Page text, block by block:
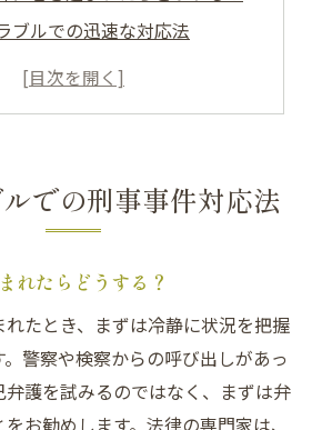
ブルでの迅速な対応法
ブルの原因と解決策
の初期対応が重要な理由
風俗トラブル解決策
トラブルを避けるために
ブルの解決に必要な知識
市での刑事事件の予防策
ブルを未然に防ぐ方法
での刑事事件対応法
れたらどうする？
たとき、まずは冷静に状況を把握
警察や検察からの呼び出しがあっ
護を試みるのではなく、まずは弁
お勧めします。法律の専門家は、